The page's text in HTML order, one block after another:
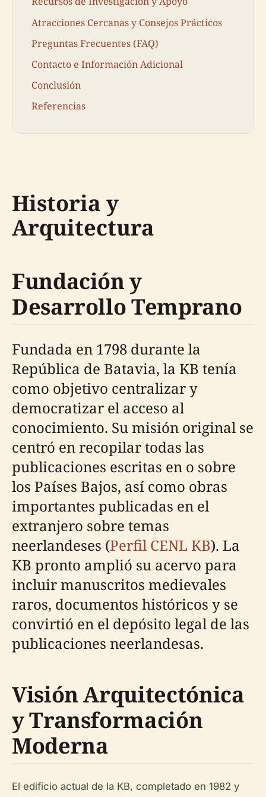
Atracciones Cercanas y Consejos Prácticos
Preguntas Frecuentes (FAQ)
Contacto e Información Adicional
Conclusión
Referencias
Historia y
Arquitectura
Fundación y
Desarrollo Temprano
Fundada en 1798 durante la
República de Batavia, la KB tenía
como objetivo centralizar y
democratizar el acceso al
conocimiento. Su misión original se
centró en recopilar todas las
publicaciones escritas en o sobre
los Países Bajos, así como obras
importantes publicadas en el
extranjero sobre temas
neerlandeses (Perfil CENL KB). La
KB pronto amplió su acervo para
incluir manuscritos medievales
raros, documentos históricos y se
convirtió en el depósito legal de las
publicaciones neerlandesas.
Visión Arquitectónica
y Transformación
Moderna
El edificio actual de la KB, completado en 1982 y